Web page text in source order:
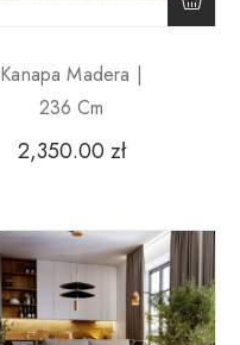
Kanapa Madera |
236 Cm
2,350.00 zł